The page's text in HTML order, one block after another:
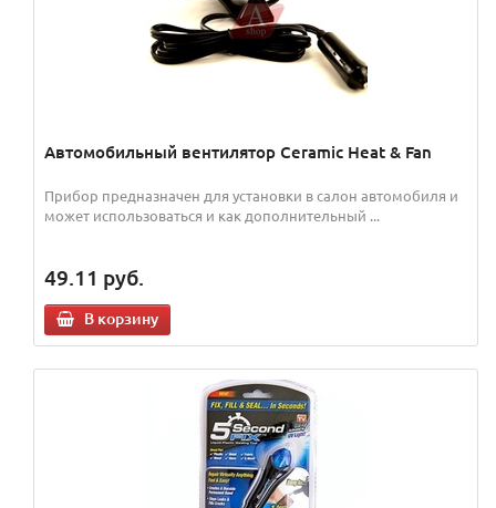
Автомобильный вентилятор Ceramic Heat & Fan
Прибор предназначен для установки в салон автомобиля и
может использоваться и как дополнительный ...
49.11 руб.
В корзину